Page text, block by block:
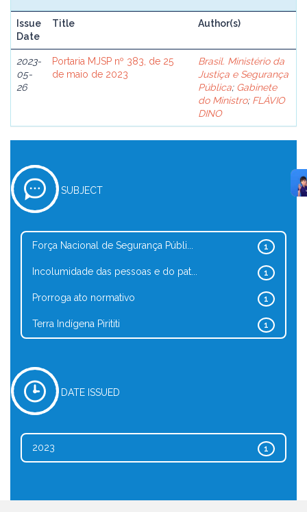
Issue
Date
Title Author(s)
2023-
05-
26
Portaria MJSP nº 383, de 25
de maio de 2023
Brasil. Ministério da
Justiça e Segurança
Pública; Gabinete
do Ministro; FLÁVIO
DINO
SUBJECT
1
Força Nacional de Segurança Públi...
1
Incolumidade das pessoas e do pat...
1
Prorroga ato normativo
1
Terra Indígena Pirititi
DATE ISSUED
1
2023